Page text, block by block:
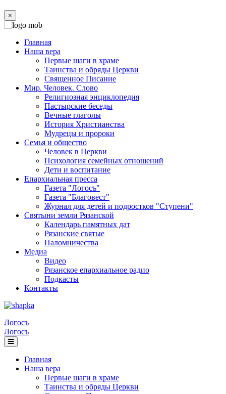
×
Главная
Наша вера
Первые шаги в храме
Таинства и обряды Церкви
Священное Писание
Мир. Человек. Слово
Религиозная энциклопедия
Пастырские беседы
Вечные глаголы
История Христианства
Мудрецы и пророки
Семья и общество
Человек в Церкви
Психология семейных отношений
Дети и воспитание
Епархиальная пресса
Газета "Логосъ"
Газета "Благовест"
Журнал для детей и подростков "Ступени"
Святыни земли Рязанской
Календарь памятных дат
Рязанские святые
Паломничества
Медиа
Видео
Рязанское епархиальное радио
Подкасты
Контакты
Логосъ
Логосъ
Главная
Наша вера
Первые шаги в храме
Таинства и обряды Церкви